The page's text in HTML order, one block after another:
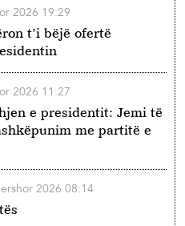
t’i bëjë ofertë
2026 19:29
e presidentit: Jemi të
me partitë e
2026 11:27
2026 08:14